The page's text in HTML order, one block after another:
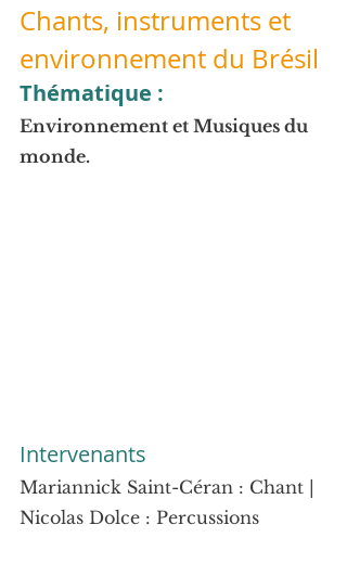
Chants, instruments et
environnement du Brésil
Thématique :
Environnement et Musiques du
monde.
Intervenants
Mariannick Saint-Céran : Chant |
Nicolas Dolce : Percussions